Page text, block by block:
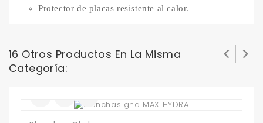
Protector de placas resistente al calor.
16 Otros Productos En La Misma
Categoría:
 